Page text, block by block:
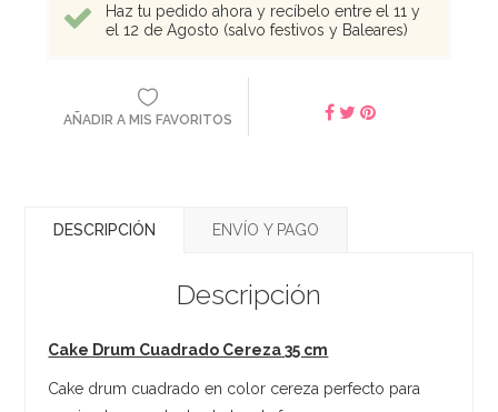
Haz tu pedido ahora y recíbelo entre el 11 y
el 12 de Agosto (salvo festivos y Baleares)
AÑADIR A MIS FAVORITOS
DESCRIPCIÓN ENVÍO Y PAGO
Descripción
Cake Drum Cuadrado Cereza 35 cm
Cake drum cuadrado en color cereza perfecto para